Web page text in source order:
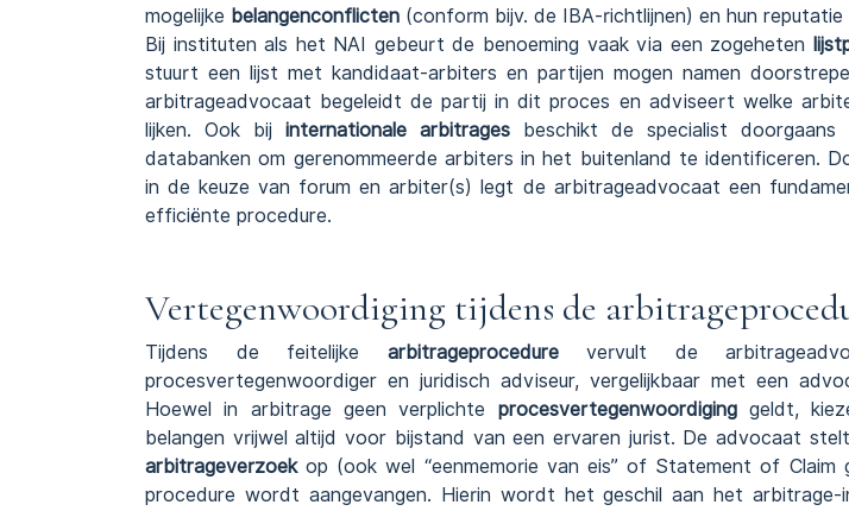
mogelijke belangenconflicten (conform bijv. de IBA-richtlijnen) en hun reputatie
Bij instituten als het NAI gebeurt de benoeming vaak via een zogeheten
stuurt een lijst met kandidaat-arbiters en partijen mogen namen
arbitrageadvocaat begeleidt de partij in dit proces en adviseert welke
lijken. Ook bij internationale arbitrages beschikt de specialist
databanken om gerenommeerde arbiters in het buitenland te identificeren.
in de keuze van forum en arbiter(s) legt de arbitrageadvocaat een
efficiënte procedure.
Vertegenwoordiging tijdens de
Tijdens de feitelijke arbitrageprocedurevervult de
procesvertegenwoordiger en juridisch adviseur, vergelijkbaar met een
Hoewel in arbitrage geen verplichte procesvertegenwoordiginggeldt,
belangen vrijwel altijd voor bijstand van een ervaren jurist. De advocaat
arbitrageverzoekop (ook wel “eenmemorie van eis” of Statement of Claim
procedure wordt aangevangen. Hierin wordt het geschil aan het